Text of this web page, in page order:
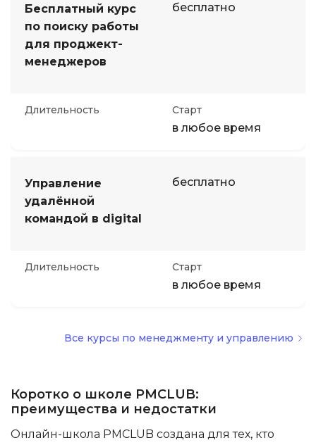
Бесплатный курс
по поиску работы
для проджект-
менеджеров
бесплатно
Длительность Старт
в любое время
Управление
удалённой
командой в digital
бесплатно
Длительность Старт
в любое время
Все курсы по менеджменту и управлению
Коротко о школе PMCLUB:
преимущества и недостатки
Онлайн-школа PMCLUB создана для тех, кто
Менеджмент
Иностранные языки
Акции и промокоды